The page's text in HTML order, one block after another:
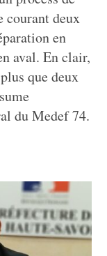
courant deux
en
aval. En clair,
que deux
du Medef 74.